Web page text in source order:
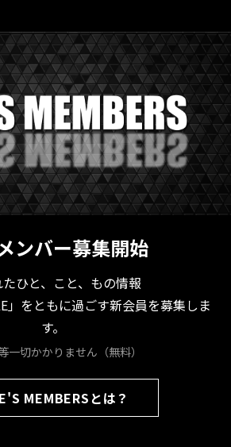
ンバー募集開始
ひと、こと、もの情報
」をともに過ごす新会員を募集しま
す。
一切かかりません（無料）
MEMBERSとは？